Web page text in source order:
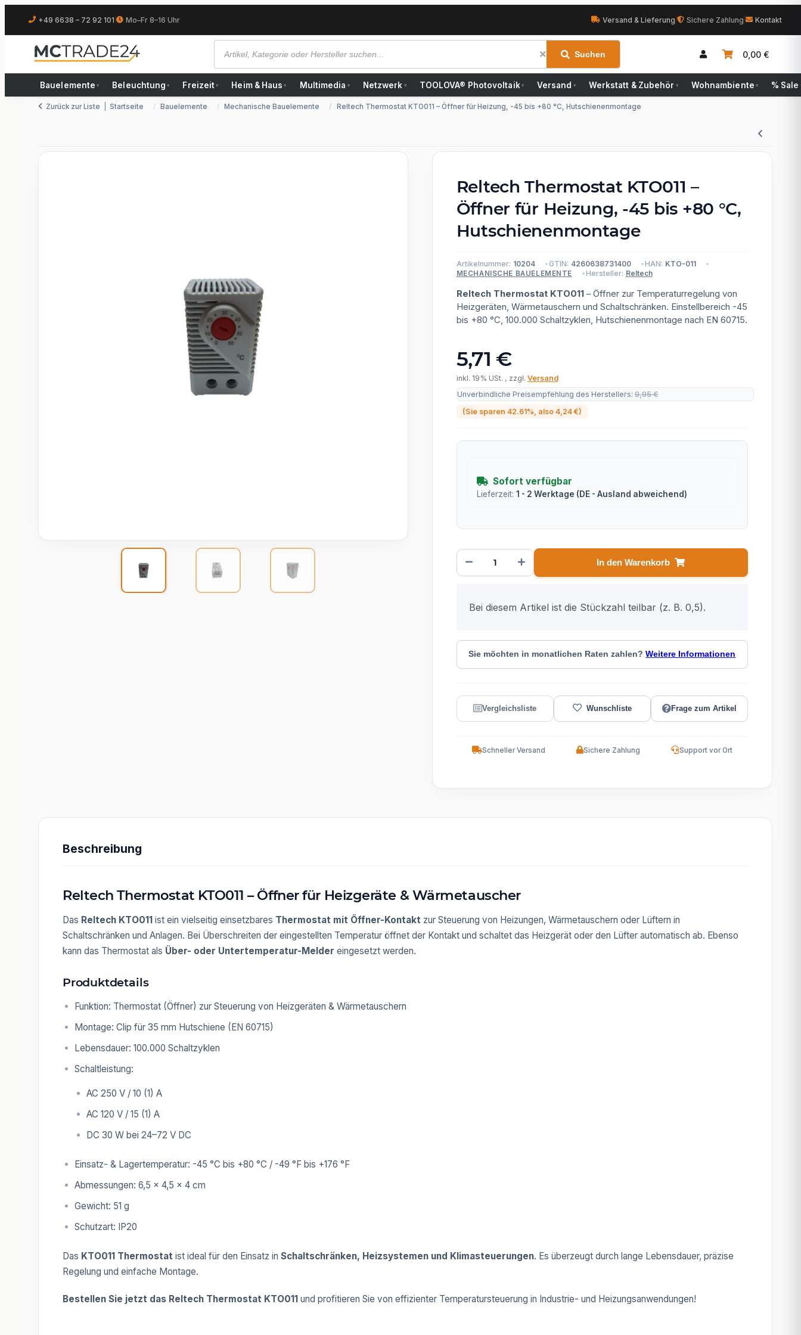
+49 6638 – 72 92 101 Mo–Fr 8–16 Uhr Versand & Lieferung Sichere Zahlung Kontakt
Suchen 0,00 €
Bauelemente ▾ Beleuchtung ▾ Freizeit ▾ Heim & Haus ▾ Multimedia ▾ Netzwerk ▾ TOOLOVA® Photovoltaik ▾ Versand ▾ Werkstatt & Zubehör ▾ Wohnambiente ▾ % Sale
Zurück zur Liste Startseite Bauelemente Mechanische Bauelemente Reltech Thermostat KTO011 – Öffner für Heizung, -45 bis +80 °C, Hutschienenmontage
Reltech Thermostat KTO011 –
Öffner für Heizung, -45 bis +80 °C,
Hutschienenmontage
Artikelnummer: 10204 GTIN: 4260638731400 HAN: KTO-011
MECHANISCHE BAUELEMENTE Hersteller: Reltech
Reltech Thermostat KTO011– Öffner zur Temperaturregelung von
Heizgeräten, Wärmetauschern und Schaltschränken. Einstellbereich -45
bis +80 °C, 100.000 Schaltzyklen, Hutschienenmontage nach EN 60715.
5,71 €
inkl. 19% USt. , zzgl. Versand
Unverbindliche Preisempfehlung des Herstellers:9,95 €
(Sie sparen 42.61% , also 4,24 €)
Sofort verfügbar
Lieferzeit: 1 - 2 Werktage (DE - Ausland abweichend)
In den Warenkorb
Bei diesem Artikel ist die Stückzahl teilbar (z. B. 0,5).
Sie möchten in monatlichen Raten zahlen?Weitere Informationen
Frage zum Artikel
Schneller Versand Sichere Zahlung Support vor Ort
Beschreibung
Reltech Thermostat KTO011 – Öffner für Heizgeräte & Wärmetauscher
Das Reltech KTO011 ist ein vielseitig einsetzbares Thermostat mit Öffner-Kontakt zur Steuerung von Heizungen, Wärmetauschern oder Lüftern in
Schaltschränken und Anlagen. Bei Überschreiten der eingestellten Temperatur öffnet der Kontakt und schaltet das Heizgerät oder den Lüfter automatisch ab. Ebenso
kann das Thermostat als Über- oder Untertemperatur-Melder eingesetzt werden.
Produktdetails
Funktion: Thermostat (Öffner) zur Steuerung von Heizgeräten & Wärmetauschern
Montage: Clip für 35 mm Hutschiene (EN 60715)
Lebensdauer: 100.000 Schaltzyklen
Schaltleistung:
AC 250 V / 10 (1) A
AC 120 V / 15 (1) A
DC 30 W bei 24–72 V DC
Einsatz- & Lagertemperatur: -45 °C bis +80 °C / -49 °F bis +176 °F
Abmessungen: 6,5 × 4,5 × 4 cm
Gewicht: 51 g
Schutzart: IP20
Das KTO011 Thermostat ist ideal für den Einsatz in Schaltschränken, Heizsystemen und Klimasteuerungen. Es überzeugt durch lange Lebensdauer, präzise
Regelung und einfache Montage.
Bestellen Sie jetzt das Reltech Thermostat KTO011 und profitieren Sie von effizienter Temperatursteuerung in Industrie- und Heizungsanwendungen!